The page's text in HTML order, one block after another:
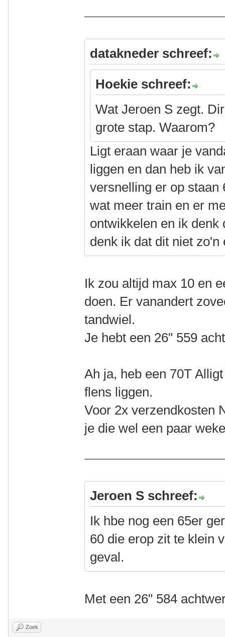
datakneder schreef:
Hoekie schreef:
Wat Jeroen S zegt.
grote stap. Waarom?
Ligt eraan waar je
liggen en dan heb ik
versnelling er op staan
wat meer train en er
ontwikkelen en ik
denk ik dat dit niet
Ik zou altijd max 10 en
doen. Er vanandert
tandwiel.
Je hebt een 26" 559
Ah ja, heb een 70T
flens liggen.
Voor 2x verzendkosten
je die wel een paar
Jeroen S schreef:
Ik hbe nog een 65er
60 die erop zit te klein
geval.
Met een 26" 584
Zoek